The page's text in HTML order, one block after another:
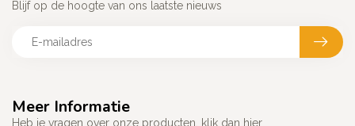
Meer Informatie
Heb je vragen over onze producten, klik dan hier
Blijf op de hoogte van ons laatste nieuws